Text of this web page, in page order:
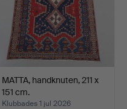
MATTA, handknuten, 211 x
151 cm.
Klubbades 1 jul 2026